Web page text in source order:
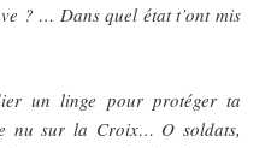
? … Dans quel état t’ont mis
un linge pour protéger ta
nu sur la Croix… O soldats,